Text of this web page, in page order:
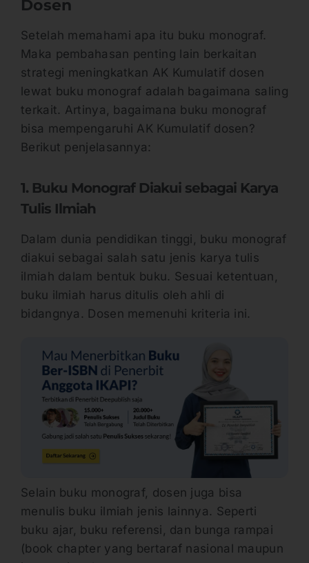
Dosen
Setelah memahami apa itu buku monograf.
Maka pembahasan penting lain berkaitan
strategi meningkatkan AK Kumulatif dosen
lewat buku monograf adalah bagaimana saling
terkait. Artinya, bagaimana buku monograf
bisa mempengaruhi AK Kumulatif dosen?
Berikut penjelasannya:
1. Buku Monograf Diakui sebagai Karya
Tulis Ilmiah
Dalam dunia pendidikan tinggi, buku monograf
diakui sebagai salah satu jenis karya tulis
ilmiah dalam bentuk buku. Sesuai ketentuan,
buku ilmiah harus ditulis oleh ahli di
bidangnya. Dosen memenuhi kriteria ini.
Selain buku monograf, dosen juga bisa
menulis buku ilmiah jenis lainnya. Seperti
buku ajar, buku referensi, dan bunga rampai
(book chapter yang bertaraf nasional maupun